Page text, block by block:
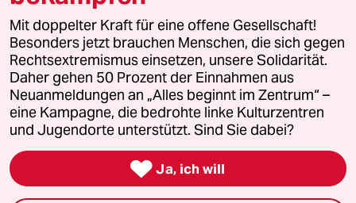
© 2026 taz Verlags und Vertriebs GmbH
Alle Rechte vorbehalten. Bei rechtlichen Fragen oder für Genehmigungen
wenden Sie sich bitte an
lizenzen@taz.de
Feedback Redaktionsstatut Kommune-Richtlinien
Leitlinie Informant Datenschutz Impressum AGB
Seitenwende Einwilligungen widerrufen (Ads)
Mit doppelter Kraft für eine offene Gesellschaft!
Besonders jetzt brauchen Menschen, die sich gegen
Rechtsextremismus einsetzen, unsere Solidarität.
Daher gehen 50 Prozent der Einnahmen aus
Neuanmeldungen an „Alles beginnt im Zentrum“ –
eine Kampagne, die bedrohte linke Kulturzentren
und Jugendorte unterstützt. Sind Sie dabei?
 Ja, ich will